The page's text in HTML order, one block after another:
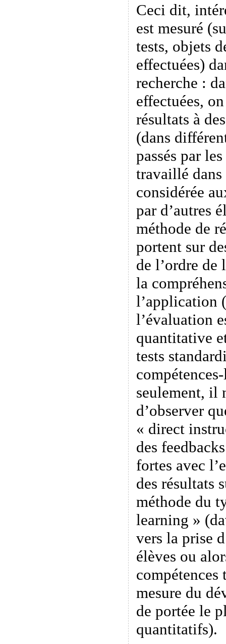
Ceci dit,
est mesuré
tests, objets
effectuées)
recherche :
effectuées,
résultats à
(dans
passés par
travaillé
considérée
par d’autres
méthode de
portent sur
de l’ordre de
la
l’application
l’évaluation
quantitative
tests
seulement, il
d’observer
« direct
des
fortes avec
des résultats
méthode du
learning »
vers la prise
élèves ou
compétences
mesure du
de portée le
quantitatifs).